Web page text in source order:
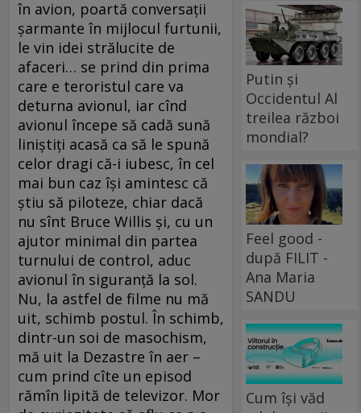
în avion, poartă conversații
șarmante în mijlocul furtunii,
le vin idei strălucite de
afaceri… se prind din prima
care e teroristul care va
deturna avionul, iar cînd
avionul începe să cadă sună
liniștiți acasă ca să le spună
celor dragi că-i iubesc, în cel
mai bun caz își amintesc că
știu să piloteze, chiar dacă
nu sînt Bruce Willis și, cu un
ajutor minimal din partea
turnului de control, aduc
avionul în siguranță la sol.
Nu, la astfel de filme nu mă
uit, schimb postul. În schimb,
dintr-un soi de masochism,
mă uit la De­zastre în aer –
cum prind cîte un episod
rămîn lipită de televizor. Mor
Putin și
Occidentul Al
treilea război
mondial?
Feel good -
după FILIT -
Ana Maria
SANDU
Cum își văd